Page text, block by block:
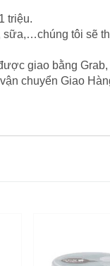
triệu.
tôi sẽ
giao bằng Grab,
chuyển Giao